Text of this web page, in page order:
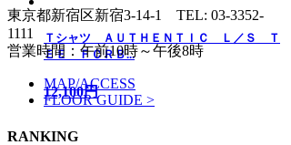
Ｔシャツ ＡＵＴＨＥＮＴＩＣ Ｌ／Ｓ Ｔ
ＥＥ ＦＣＲＢ...
12,100円
東京都新宿区新宿3-14-1 TEL: 03-3352-
1111
営業時間：午前10時～午後8時
MAP/ACCESS
FLOOR GUIDE >
RANKING